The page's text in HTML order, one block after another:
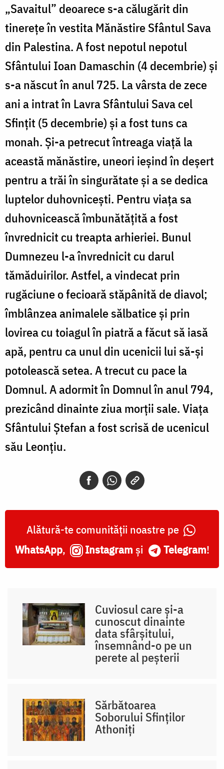
„Savaitul” deoarece s-a călugărit din
tinerețe în vestita Mănăstire Sfântul Sava
din Palestina. A fost nepotul nepotul
Sfântului Ioan Damaschin (4 decembrie) și
s-a născut în anul 725. La vârsta de zece
ani a intrat în Lavra Sfântului Sava cel
Sfințit (5 decembrie) și a fost tuns ca
monah. Și-a petrecut întreaga viață la
această mănăstire, uneori ieșind în deșert
pentru a trăi în singurătate și a se dedica
luptelor duhovnicești. Pentru viața sa
duhovnicească îmbunătățită a fost
învrednicit cu treapta arhieriei. Bunul
Dumnezeu l-a învrednicit cu darul
tămăduirilor. Astfel, a vindecat prin
rugăciune o fecioară stăpânită de diavol;
îmblânzea animalele sălbatice și prin
lovirea cu toiagul în piatră a făcut să iasă
apă, pentru ca unul din ucenicii lui să-și
potolească setea. A trecut cu pace la
Domnul. A adormit în Domnul în anul 794,
prezicând dinainte ziua morții sale. Viața
Sfântului Ștefan a fost scrisă de ucenicul
său Leonțiu.
Alătură-te comunității noastre pe
WhatsApp, Instagram și Telegram!
Cuviosul care și-a
cunoscut dinainte
data sfârșitului,
însemnând-o pe un
perete al peșterii
Sărbătoarea
Soborului Sfinților
Athoniți